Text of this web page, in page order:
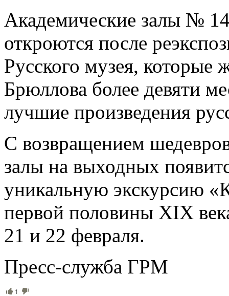
Академические залы №
откроются после
Русского музея, которые
Брюллова более девяти
лучшие произведения
С возвращением
залы на выходных
уникальную экскурсию
первой половины ХIХ
21 и 22 февраля.
Пресс-служба ГРМ
1